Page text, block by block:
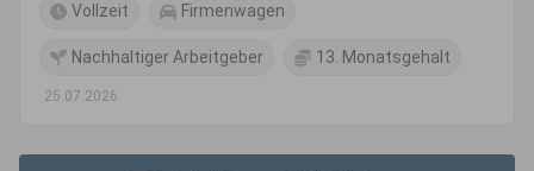
Vollzeit Firmenwagen
Nachhaltiger Arbeitgeber 13. Monatsgehalt
25.07.2026